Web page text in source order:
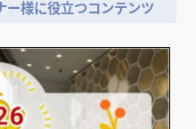
ー様に役立つコンテンツ